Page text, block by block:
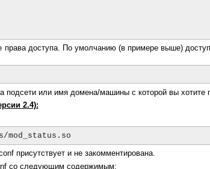
права доступа. По умолчанию (в примере выше)
или имя домена/машины с которой вы хотите
2.4):
mod_status.so
присутствует и не закомментирована.
со следующим содержимым: